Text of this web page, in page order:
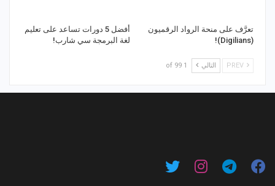
تعرَّف على منحة الرواد الرقميون
(Digilians)!
أفضل 5 دورات تساعد على تعليم
لغة البرمجة سي شارب!
التالي 1 of 99